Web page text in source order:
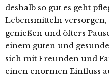
deshalb so gut es geht
Lebensmitteln versorgen,
genießen und öfters
einem guten und
sich mit Freunden und
einen enormen Einfluss